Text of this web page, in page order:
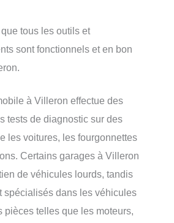
que tous les outils et
sont fonctionnels et en bon
à Villeron effectue des
tests de diagnostic sur des
les voitures, les fourgonnettes
Certains garages à Villeron
de véhicules lourds, tandis
spécialisés dans les véhicules
pièces telles que les moteurs,